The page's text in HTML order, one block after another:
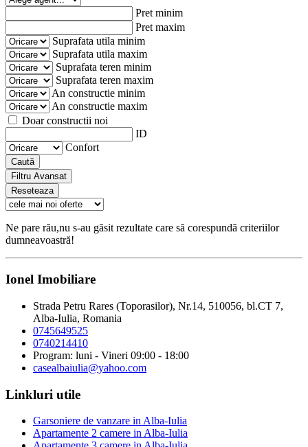
Pret minim
Pret maxim
Suprafata utila minim
Suprafata utila maxim
Suprafata teren minim
Suprafata teren maxim
An constructie minim
An constructie maxim
Doar constructii noi
ID
Confort
Caută
Filtru Avansat
Reseteaza
Ne pare rău,nu s-au găsit rezultate care să corespundă criteriilor
dumneavoastră!
Ionel Imobiliare
Strada Petru Rares (Toporasilor), Nr.14, 510056, bl.CT 7,
Alba-Iulia, Romania
0745649525
0740214410
Program: luni - Vineri 09:00 - 18:00
casealbaiulia@yahoo.com
Linkluri utile
Garsoniere de vanzare in Alba-Iulia
Apartamente 2 camere in Alba-Iulia